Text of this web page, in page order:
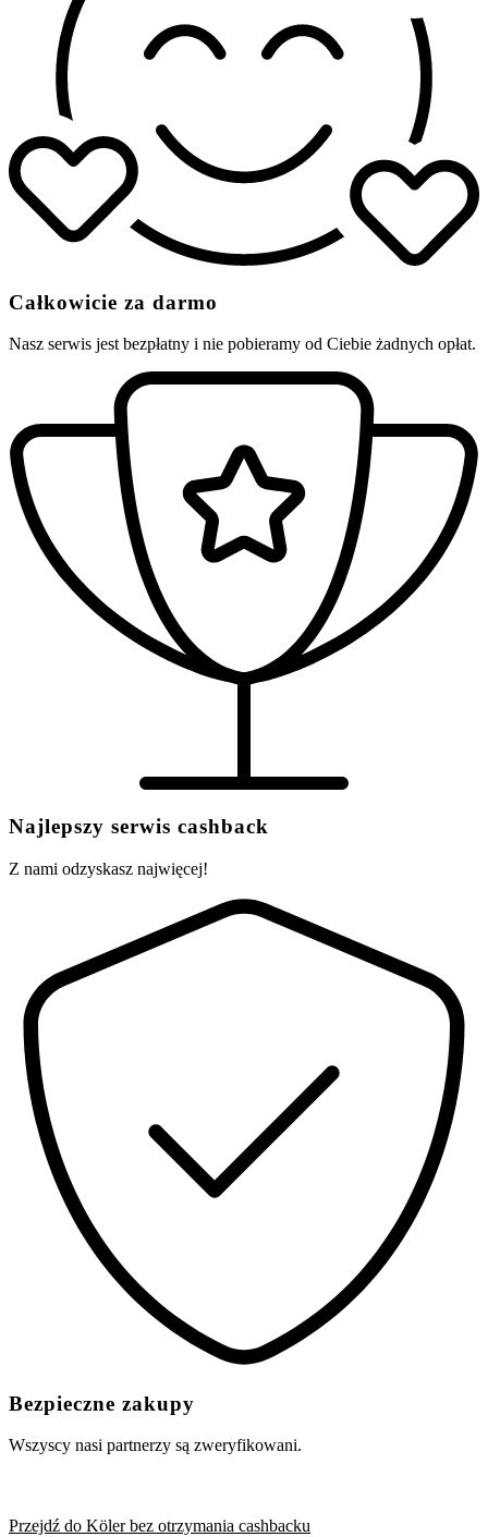
Całkowicie za darmo
Nasz serwis jest bezpłatny i nie pobieramy od Ciebie żadnych opłat.
Najlepszy serwis cashback
Z nami odzyskasz najwięcej!
Bezpieczne zakupy
Wszyscy nasi partnerzy są zweryfikowani.
Przejdź do Köler bez otrzymania cashbacku